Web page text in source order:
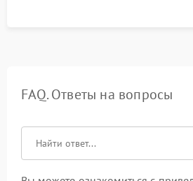
FAQ. Ответы на вопросы